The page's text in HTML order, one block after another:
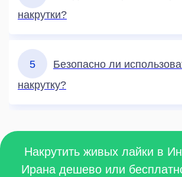
накрутки?
5
Безопасно ли
накрутку?
Накрутить живых лайки в
Ирана дешево или